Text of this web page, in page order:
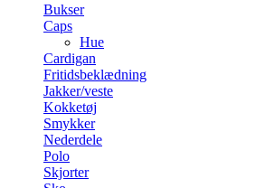
Bukser
Caps
Hue
Cardigan
Fritidsbeklædning
Jakker/veste
Kokketøj
Smykker
Nederdele
Polo
Skjorter